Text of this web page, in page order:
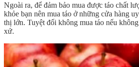
Ngoài ra, để đảm bảo mua được táo chất
khỏe bạn nên mua táo ở những cửa hàng
thị lớn. Tuyệt đối không mua táo nếu
xứ.